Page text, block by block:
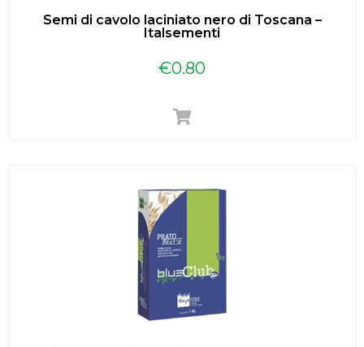
Semi di cavolo laciniato nero di Toscana –
Italsementi
€0.80